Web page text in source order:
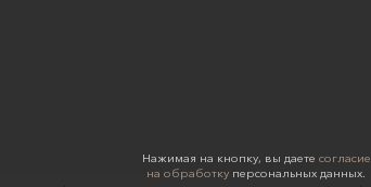
Нажимая на кнопку, вы даете согласие
на обработку персональных данных.